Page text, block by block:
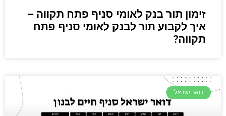
זימון תור בנק לאומי סניף פתח תקווה –
איך לקבוע תור לבנק לאומי סניף פתח
תקווה?
דואר ישראל